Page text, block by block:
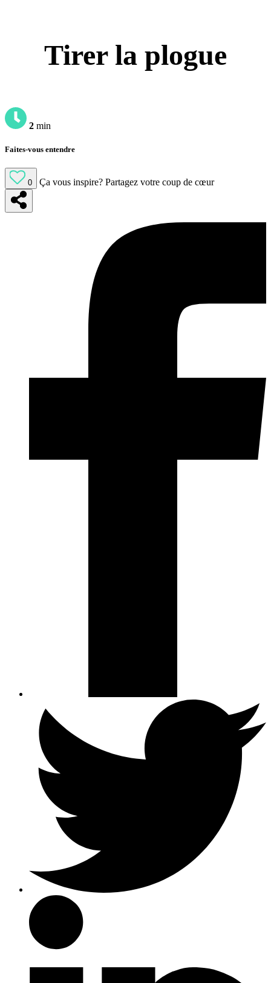
Tirer la plogue
2 min
Faites-vous entendre
0 Ça vous inspire? Partagez votre coup de cœur